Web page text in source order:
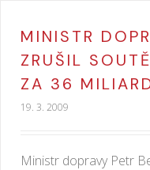
MINISTR
ZRUŠIL
ZA 36
19. 3. 2009
Ministr dopravy Petr